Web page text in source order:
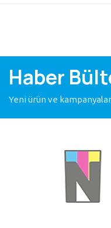
Haber
Yeni ürün ve